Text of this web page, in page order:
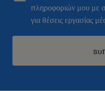
πληροφοριών μου με
για θέσεις εργασίας